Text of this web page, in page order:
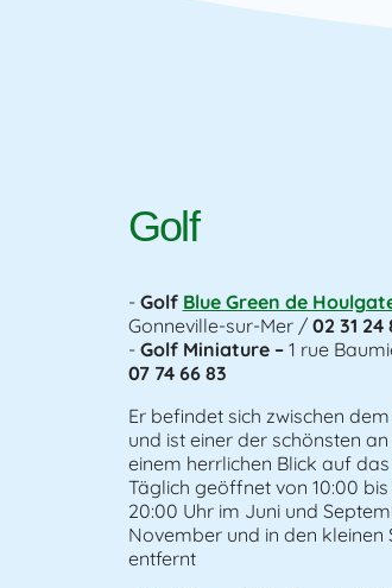
Golf
Golf Blue Green de
Gonneville-sur-Mer / 02 31 24
Golf Miniature – 1 rue
07 74 66 83
Er befindet sich zwischen dem
und ist einer der schönsten
einem herrlichen Blick auf das
Täglich geöffnet von 10:00
20:00 Uhr im Juni und
November und in den
entfernt